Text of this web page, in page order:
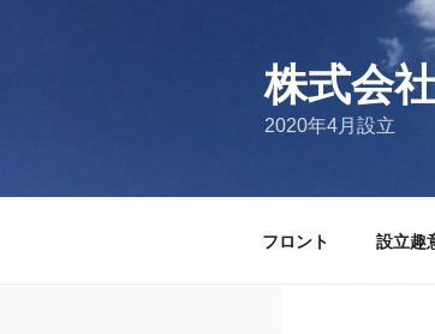
株式会
2020年4月設立
フロント 設立趣